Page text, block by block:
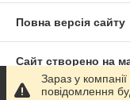
Повна версія сайту
Сайт створено на
Зараз у
повідомлення